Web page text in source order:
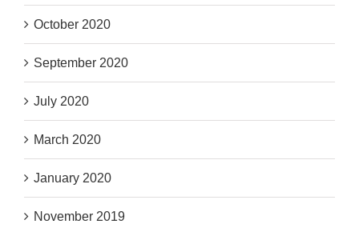
October 2020
September 2020
July 2020
March 2020
January 2020
November 2019